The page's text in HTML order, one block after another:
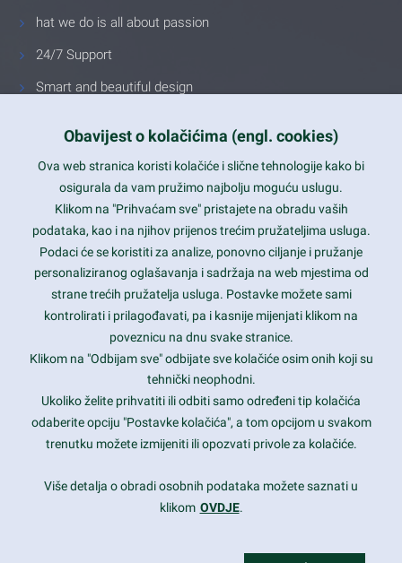
hat we do is all about passion
24/7 Support
Smart and beautiful design
Latest trends and much more...
Contact Info
1600 Amphitheatre Parkway, Mountain View, CA 94043
prothemes.net@gmail.com
Daily: 9:00 am - 6:00 pm
Sunday: Closed
Copyright 2017FRESHFACE© All Rights Reserved
Obavijest o kolačićima (engl. cookies)
Ova web stranica koristi kolačiće i slične tehnologije kako bi
osigurala da vam pružimo najbolju moguću uslugu.
Klikom na "Prihvaćam sve" pristajete na obradu vaših
podataka, kao i na njihov prijenos trećim pružateljima usluga.
Podaci će se koristiti za analize, ponovno ciljanje i pružanje
personaliziranog oglašavanja i sadržaja na web mjestima od
strane trećih pružatelja usluga. Postavke možete sami
kontrolirati i prilagođavati, pa i kasnije mijenjati klikom na
poveznicu na dnu svake stranice.
Klikom na "Odbijam sve" odbijate sve kolačiće osim onih koji su
tehnički neophodni.
Ukoliko želite prihvatiti ili odbiti samo određeni tip kolačića
odaberite opciju "Postavke kolačića", a tom opcijom u svakom
trenutku možete izmijeniti ili opozvati privole za kolačiće.
Više detalja o obradi osobnih podataka možete saznati u
klikom OVDJE.